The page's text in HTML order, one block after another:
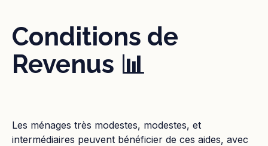
Conditions de
Revenus 📊
Les ménages très modestes, modestes, et
intermédiaires peuvent bénéficier de ces aides, avec